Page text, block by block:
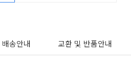
배송안내 교환 및 반품안내